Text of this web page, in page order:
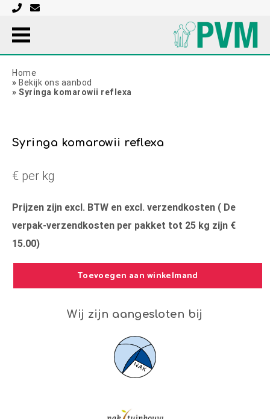
Home
» Bekijk ons aanbod
» Syringa komarowii reflexa
Syringa komarowii reflexa
€ per kg
Prijzen zijn excl. BTW en excl. verzendkosten ( De
verpak-verzendkosten per pakket tot 25 kg zijn €
15.00)
Toevoegen aan winkelmand
Wij zijn aangesloten bij